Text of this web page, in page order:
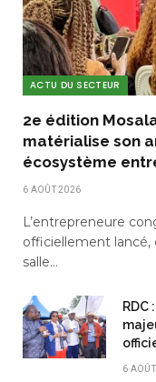
ACTU DU SECTEUR
2e édition
matérialise son
écosystème
6 AOÛT 2026
L’entrepreneure
officiellement lancé,
salle…
6